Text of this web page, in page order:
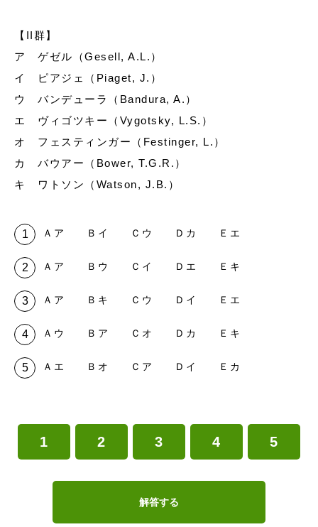
【II群】
ア ゲゼル（Gesell, A.L.）
イ ピアジェ（Piaget, J.）
ウ バンデューラ（Bandura, A.）
エ ヴィゴツキー（Vygotsky, L.S.）
オ フェスティンガー（Festinger, L.）
カ バウアー（Bower, T.G.R.）
キ ワトソン（Watson, J.B.）
Ａア Ｂイ Ｃウ Ｄカ Ｅエ
Ａア Ｂウ Ｃイ Ｄエ Ｅキ
Ａア Ｂキ Ｃウ Ｄイ Ｅエ
Ａウ Ｂア Ｃオ Ｄカ Ｅキ
Ａエ Ｂオ Ｃア Ｄイ Ｅカ
1 2 3 4 5
解答する